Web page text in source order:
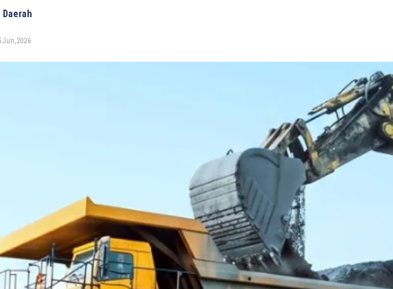
Daerah
Jun, 2026